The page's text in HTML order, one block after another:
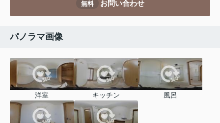
無料 お問い合わせ
パノラマ画像
洋室 キッチン 風呂